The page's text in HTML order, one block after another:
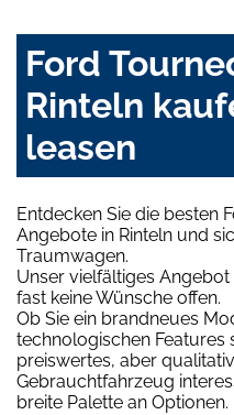
Ford
Rinteln
leasen
Entdecken Sie die besten
Angebote in Rinteln und
Traumwagen.
Unser vielfältiges
fast keine Wünsche offen.
Ob Sie ein brandneues
technologischen Features
preiswertes, aber
Gebrauchtfahrzeug
breite Palette an Optionen.